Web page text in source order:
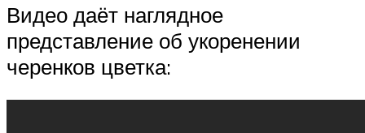
Видео даёт наглядное
представление об укоренении
черенков цветка: